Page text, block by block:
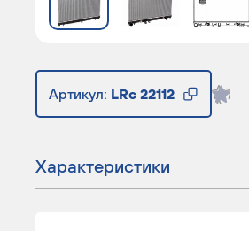
Артикул: LRc 22112
Характеристики